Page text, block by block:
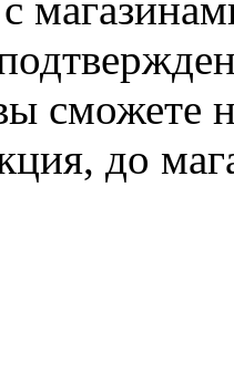
сможете
до